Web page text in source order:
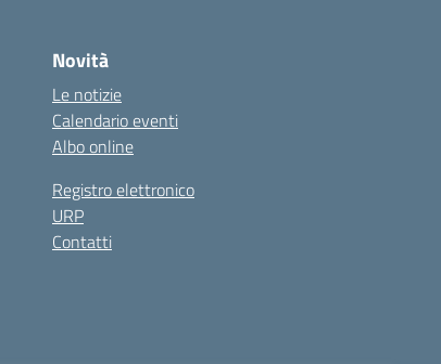
Novità
Le notizie
Calendario eventi
Albo online
Registro elettronico
URP
Contatti